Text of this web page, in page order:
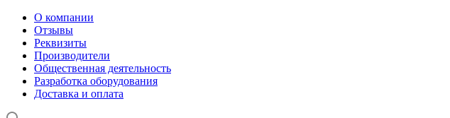
О компании
Отзывы
Реквизиты
Производители
Общественная деятельность
Разработка оборудования
Доставка и оплата